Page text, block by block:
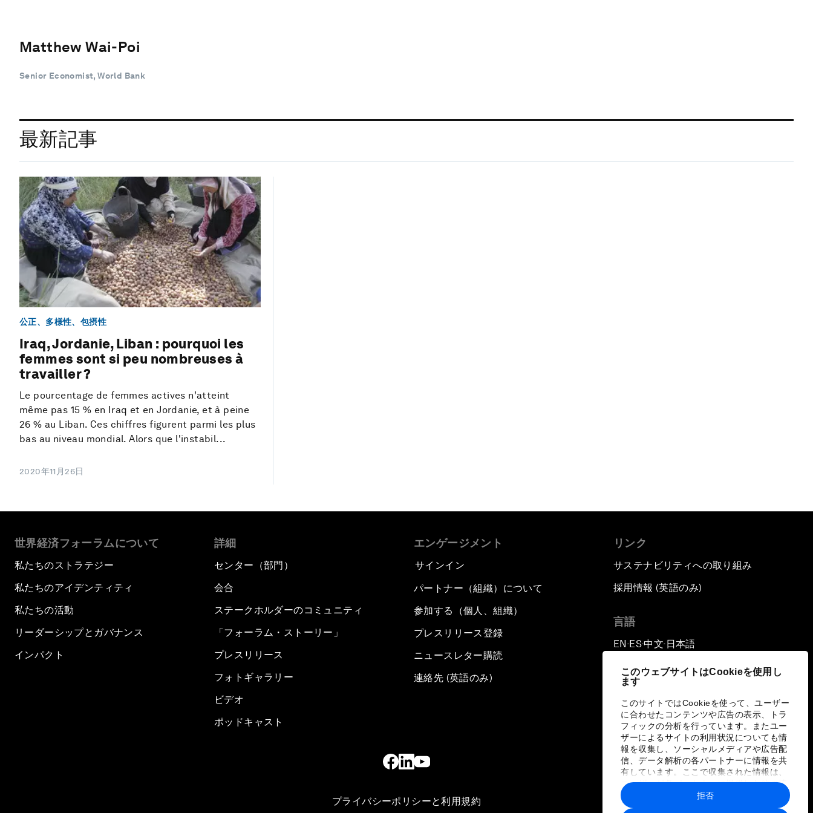
このウェブサイトはCookieを使用し
ます
このサイトではCookieを使って、ユーザー
に合わせたコンテンツや広告の表示、トラ
フィックの分析を行っています。またユー
ザーによるサイトの利用状況についても情
報を収集し、ソーシャルメディアや広告配
信、データ解析の各パートナーに情報を共
有しています。ここで収集された情報は、
ユーザーが各パートナーに提供した他の情
報や各パートナーのサービスを使用した際
に収集された情報と組み合わされ、各パー
拒否
Matthew Wai-Poi
Senior Economist, World Bank
最新記事
公正、多様性、包摂性
Iraq, Jordanie, Liban : pourquoi les
femmes sont si peu nombreuses à
travailler ?
Le pourcentage de femmes actives n'atteint
même pas 15 % en Iraq et en Jordanie, et à peine
26 % au Liban. Ces chiffres figurent parmi les plus
bas au niveau mondial. Alors que l'instabil...
2020年11月26日
世界経済フォーラムについて
私たちのストラテジー
私たちのアイデンティティ
私たちの活動
リーダーシップとガバナンス
インパクト
詳細
センター（部門）
会合
ステークホルダーのコミュニティ
「フォーラム・ストーリー」
プレスリリース
フォトギャラリー
ビデオ
ポッドキャスト
エンゲージメント
サインイン
パートナー（組織）について
参加する（個人、組織）
プレスリリース登録
ニュースレター購読
連絡先 (英語のみ)
リンク
サステナビリティへの取り組み
採用情報 (英語のみ)
言語
EN ▪ ES▪中文▪ 日本語
プライバシーポリシーと利用規約